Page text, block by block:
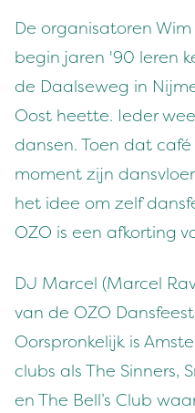
De organisatoren
begin jaren '90 leren
de Daalseweg in
Oost heette. Ieder
dansen. Toen dat
moment zijn
het idee om zelf
OZO is een afkorting
DJ Marcel (Marcel
van de OZO
Oorspronkelijk is
clubs als The Sinners,
en The Bell’s Club